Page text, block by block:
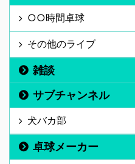
○○時間卓球
その他のライブ
雑談
サブチャンネル
犬バカ部
卓球メーカー